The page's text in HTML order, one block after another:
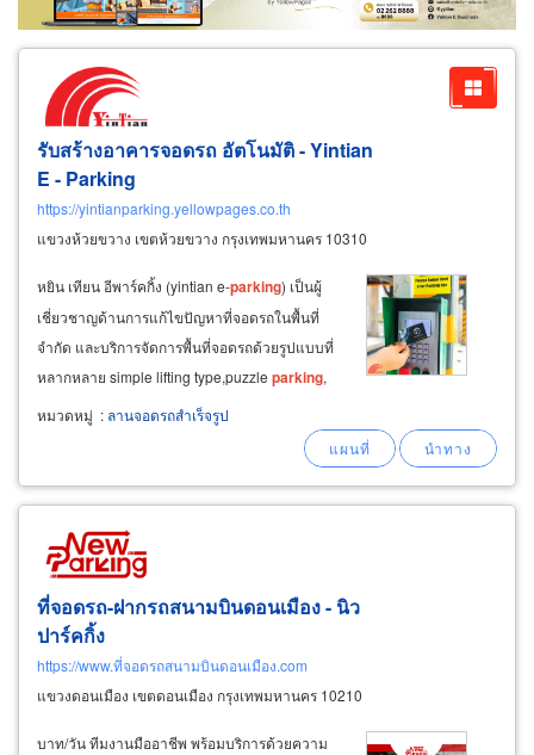
ผู้ส่งออก/นำเข้า
ธุรกิจบริการ
รับสร้างอาคารจอดรถ อัตโนมัติ - Yintian
E - Parking
https://yintianparking.yellowpages.co.th
แขวงห้วยขวาง เขตห้วยขวาง กรุงเทพมหานคร 10310
หยิน เทียน อีพาร์คกิ้ง (yintian e-parking) เป็นผู้
เชี่ยวชาญด้านการแก้ไขปัญหาที่จอดรถในพื้นที่
จำกัด และบริการจัดการพื้นที่จอดรถด้วยรูปแบบที่
หลากหลาย simple lifting type,puzzle parking,
parking parking , automatic
system สามารถสร้างสูงขึ้นจากพื้นดิน
และสามารถเจาะพื้นที่จอดรถลงไปในพื้นใต้ดิน
หมวดหมู่ : ลานจอดรถสำเร็จรูป
ที่จอดรถ-ฝากรถสนามบินดอนเมือง - นิว
ปาร์คกิ้ง
https://www.ที่จอดรถสนามบินดอนเมือง.com
แขวงดอนเมือง เขตดอนเมือง กรุงเทพมหานคร 10210
บาท/วัน ทีมงานมืออาชีพ พร้อมบริการด้วยความ